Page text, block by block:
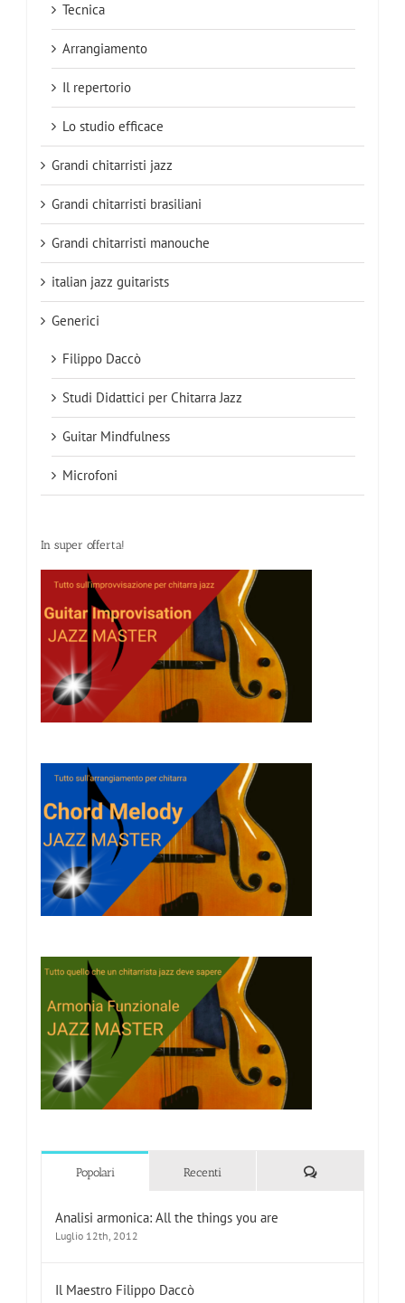
Tecnica
Arrangiamento
Il repertorio
Lo studio efficace
Grandi chitarristi jazz
Grandi chitarristi brasiliani
Grandi chitarristi manouche
italian jazz guitarists
Generici
Filippo Daccò
Studi Didattici per Chitarra Jazz
Guitar Mindfulness
Microfoni
In super offerta!
Popolari Recenti Commenti
Analisi armonica: All the things you are
Luglio 12th, 2012
Il Maestro Filippo Daccò